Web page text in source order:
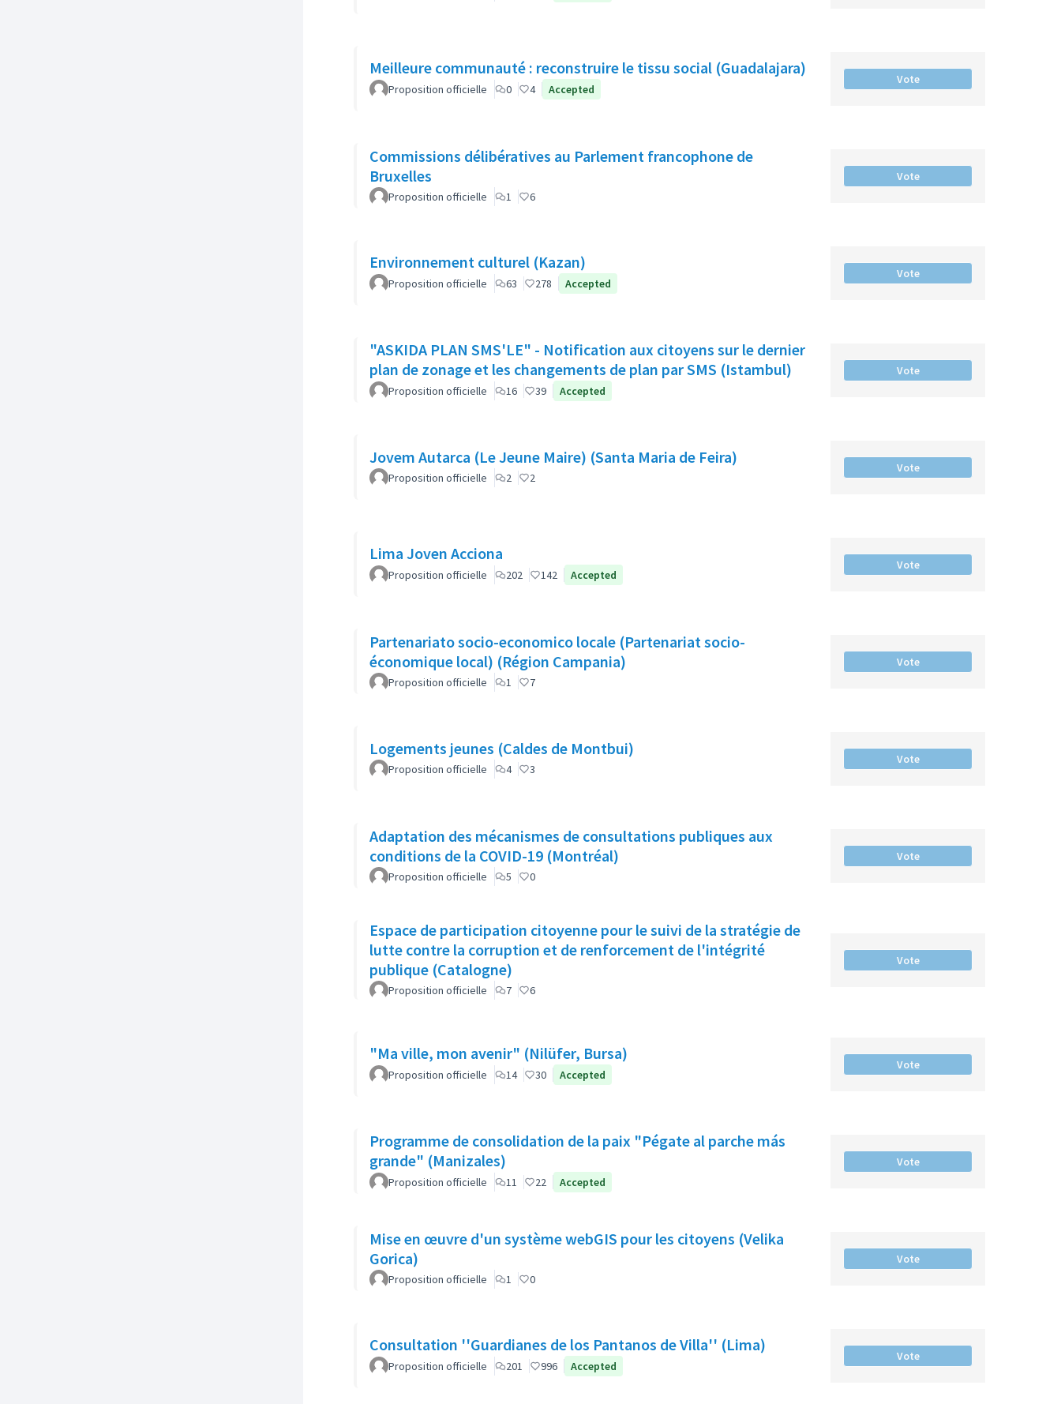
Meilleure communauté : reconstruire le tissu social (Guadalajara)
Proposition officielle 0 4 Accepted
Vote
Commissions délibératives au Parlement francophone de
Bruxelles
Proposition officielle 1 6
Vote
Environnement culturel (Kazan)
Proposition officielle 63 278 Accepted
Vote
"ASKIDA PLAN SMS'LE" - Notification aux citoyens sur le dernier
plan de zonage et les changements de plan par SMS (Istambul)
Proposition officielle 16 39 Accepted
Vote
Jovem Autarca (Le Jeune Maire) (Santa Maria de Feira)
Proposition officielle 2 2
Vote
Lima Joven Acciona
Proposition officielle 202 142 Accepted
Vote
Partenariato socio-economico locale (Partenariat socio-
économique local) (Région Campania)
Proposition officielle 1 7
Vote
Logements jeunes (Caldes de Montbui)
Proposition officielle 4 3
Vote
Adaptation des mécanismes de consultations publiques aux
conditions de la COVID-19 (Montréal)
Proposition officielle 5 0
Vote
Espace de participation citoyenne pour le suivi de la stratégie de
lutte contre la corruption et de renforcement de l'intégrité
publique (Catalogne)
Proposition officielle 7 6
Vote
"Ma ville, mon avenir" (Nilüfer, Bursa)
Proposition officielle 14 30 Accepted
Vote
Programme de consolidation de la paix "Pégate al parche más
grande" (Manizales)
Proposition officielle 11 22 Accepted
Vote
Mise en œuvre d'un système webGIS pour les citoyens (Velika
Gorica)
Proposition officielle 1 0
Vote
Consultation ''Guardianes de los Pantanos de Villa'' (Lima)
Proposition officielle 201 996 Accepted
Vote